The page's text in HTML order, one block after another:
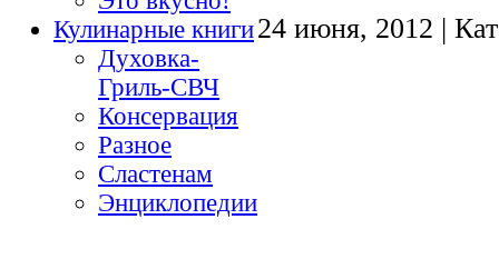
Кулинарные книги
Духовка-
Гриль-СВЧ
Консервация
Разное
Сластенам
Энциклопедии
24 июня, 2012 |